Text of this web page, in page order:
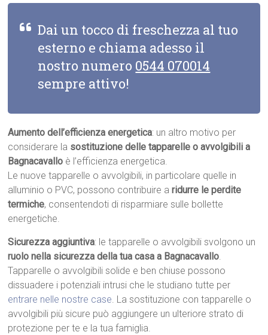
Dai un tocco di freschezza al tuo
esterno e chiama adesso il
nostro numero 0544 070014
sempre attivo!
Aumento dell’efficienza energetica: un altro motivo per
considerare la sostituzione delle tapparelle o avvolgibili a
Bagnacavallo è l’efficienza energetica.
Le nuove tapparelle o avvolgibili, in particolare quelle in
alluminio o PVC, possono contribuire aridurre le perdite
termiche, consentendoti di risparmiare sulle bollette
energetiche.
Sicurezza aggiuntiva: le tapparelle o avvolgibili svolgono un
ruolo nella sicurezza della tua casa a Bagnacavallo.
Tapparelle o avvolgibili solide e ben chiuse possono
dissuadere i potenziali intrusi che le studiano tutte per
entrare nelle nostre case. La sostituzione con tapparelle o
avvolgibili più sicure può aggiungere un ulteriore strato di
protezione per te e la tua famiglia.